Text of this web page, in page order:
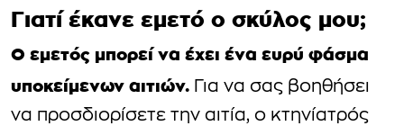
Γιατί έκανε εμετό ο σκύλος μου;
Ο εμετός μπορεί να έχει ένα ευρύ φάσμα
υποκείμενων αιτιών. Για να σας βοηθήσει
να προσδιορίσετε την αιτία, ο κτηνίατρός